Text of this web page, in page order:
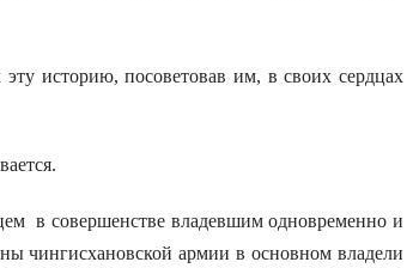
историю, посоветовав им, в своих сердцах
в совершенстве владевшим одновременно и
чингисхановской армии в основном владели